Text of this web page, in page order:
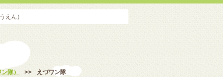
えん）
隊） >> えづワン隊